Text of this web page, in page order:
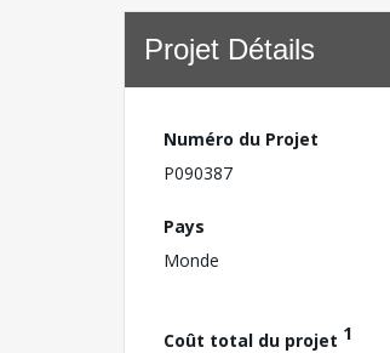
Projet Détails
Numéro du Projet
P090387
Pays
Monde
Coût total du projet 1